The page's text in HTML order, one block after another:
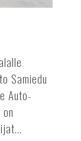
Samiedu
Auto-